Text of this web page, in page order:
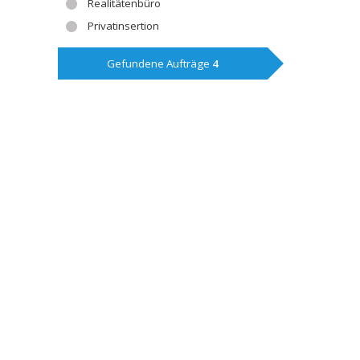
Realitätenbüro
Privatinsertion
Gefundene Aufträge 4